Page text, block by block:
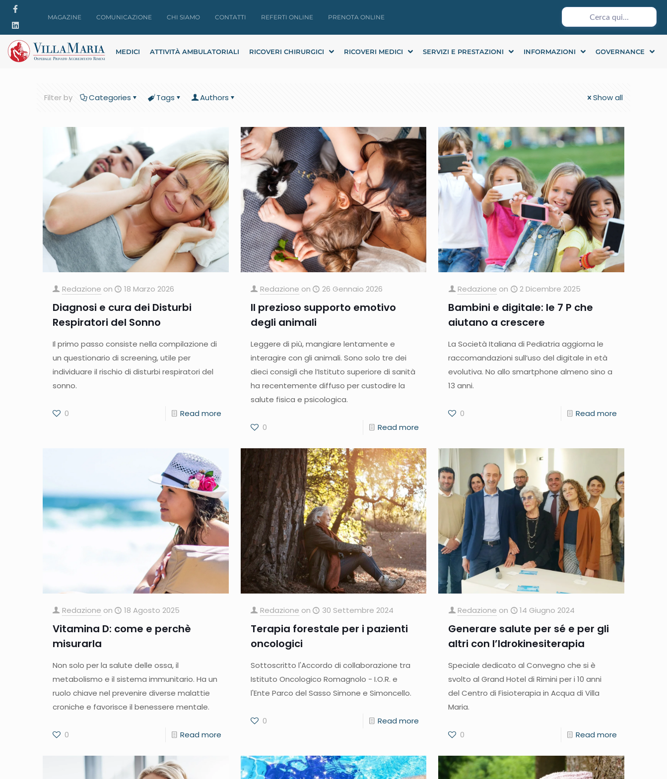
MAGAZINE COMUNICAZIONE CHI SIAMO CONTATTI REFERTI ONLINE PRENOTA ONLINE
MEDICI ATTIVITÀ AMBULATORIALI RICOVERI CHIRURGICI RICOVERI MEDICI SERVIZI E PRESTAZIONI INFORMAZIONI GOVERNANCE
Filter by Categories Tags Authors Show all
Redazione on 18 Marzo 2026
Diagnosi e cura dei Disturbi
Respiratori del Sonno
Il primo passo consiste nella compilazione di
un questionario di screening, utile per
individuare il rischio di disturbi respiratori del
sonno.
0 Read more
Redazione on 26 Gennaio 2026
Il prezioso supporto emotivo
degli animali
Leggere di più, mangiare lentamente e
interagire con gli animali. Sono solo tre dei
dieci consigli che l’Istituto superiore di sanità
ha recentemente diffuso per custodire la
salute fisica e psicologica.
0 Read more
Redazione on 2 Dicembre 2025
Bambini e digitale: le 7 P che
aiutano a crescere
La Società Italiana di Pediatria aggiorna le
raccomandazioni sull’uso del digitale in età
evolutiva. No allo smartphone almeno sino a
13 anni.
0 Read more
Redazione on 18 Agosto 2025
Vitamina D: come e perchè
misurarla
Non solo per la salute delle ossa, il
metabolismo e il sistema immunitario. Ha un
ruolo chiave nel prevenire diverse malattie
croniche e favorisce il benessere mentale.
0 Read more
Redazione on 30 Settembre 2024
Terapia forestale per i pazienti
oncologici
Sottoscritto l'Accordo di collaborazione tra
Istituto Oncologico Romagnolo - I.O.R. e
l'Ente Parco del Sasso Simone e Simoncello.
0 Read more
Redazione on 14 Giugno 2024
Generare salute per sé e per gli
altri con l’Idrokinesiterapia
Speciale dedicato al Convegno che si è
svolto al Grand Hotel di Rimini per i 10 anni
del Centro di Fisioterapia in Acqua di Villa
Maria.
0 Read more